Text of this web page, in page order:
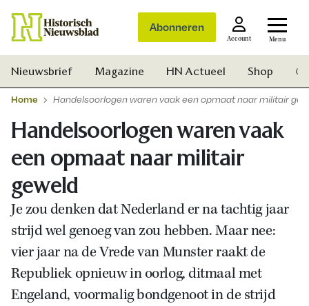
Abonneren
Account Menu
Zoek
Nieuwsbrief Magazine HN Actueel Shop
Home Handelsoorlogen waren vaak een opmaat naar militair
Handelsoorlogen waren vaak
een opmaat naar militair
geweld
Je zou denken dat Nederland er na tachtig jaar
strijd wel genoeg van zou hebben. Maar nee:
vier jaar na de Vrede van Munster raakt de
Republiek opnieuw in oorlog, ditmaal met
Engeland, voormalig bondgenoot in de strijd